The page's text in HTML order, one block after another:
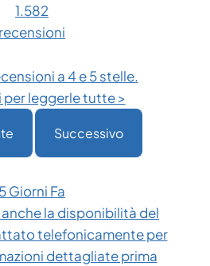
1.582
recensioni
a 4 e 5 stelle.
per leggerle tutte >
Successivo
5 Giorni Fa
la disponibilità del
telefonicamente per
dettagliate prima